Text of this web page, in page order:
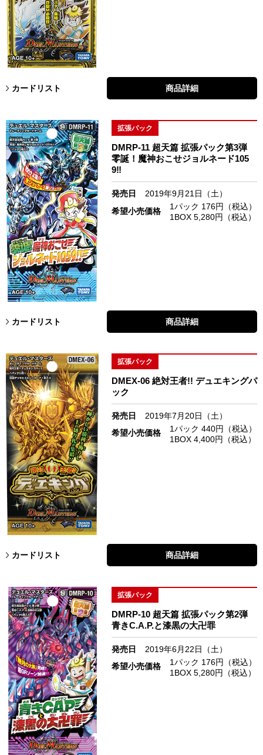
カードリスト 商品詳細
拡張パック
DMRP-11 超天篇 拡張パック第3弾
零誕！魔神おこせジョルネード105
9‼︎
発売日
2019年9月21日（土）
希望小売価格
1パック 176円（税込）
1BOX 5,280円（税込）
カードリスト 商品詳細
拡張パック
DMEX-06 絶対王者!! デュエキングパ
ック
発売日
2019年7月20日（土）
希望小売価格
1パック 440円（税込）
1BOX 4,400円（税込）
カードリスト 商品詳細
拡張パック
DMRP-10 超天篇 拡張パック第2弾
青きC.A.P.と漆黒の大卍罪
発売日
2019年6月22日（土）
希望小売価格
1パック 176円（税込）
1BOX 5,280円（税込）